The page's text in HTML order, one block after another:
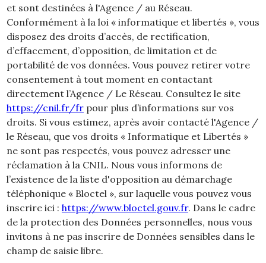
et sont destinées à l'Agence / au Réseau.
Conformément à la loi « informatique et libertés », vous
disposez des droits d’accès, de rectification,
d’effacement, d’opposition, de limitation et de
portabilité de vos données. Vous pouvez retirer votre
consentement à tout moment en contactant
directement l’Agence / Le Réseau. Consultez le site
https://cnil.fr/fr pour plus d’informations sur vos
droits. Si vous estimez, après avoir contacté l'Agence /
le Réseau, que vos droits « Informatique et Libertés »
ne sont pas respectés, vous pouvez adresser une
réclamation à la CNIL. Nous vous informons de
l’existence de la liste d'opposition au démarchage
téléphonique « Bloctel », sur laquelle vous pouvez vous
inscrire ici : https://www.bloctel.gouv.fr. Dans le cadre
de la protection des Données personnelles, nous vous
invitons à ne pas inscrire de Données sensibles dans le
champ de saisie libre.